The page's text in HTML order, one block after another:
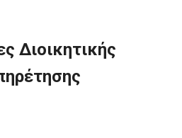
Διοικητικής